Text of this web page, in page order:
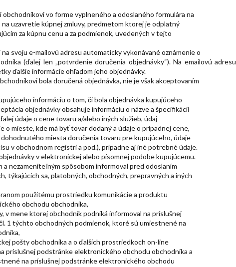
vo forme vyplneného a odoslaného formulára na
uzavretie kúpnej zmluvy, predmetom ktorej je odplatný
za kúpnu cenu a za podmienok, uvedených v tejto
svoju e-mailovú adresu automaticky vykonávané oznámenie o
(ďalej len „potvrdenie doručenia objednávky“). Na emailovú adresu
ďalšie informácie ohľadom jeho objednávky.
bola doručená objednávka, nie je však akceptovaním
informáciu o tom, či bola objednávka kupujúceho
objednávky obsahuje informáciu o názve a špecifikácii
údaje o cene tovaru a/alebo iných služieb, údaj
mieste, kde má byť tovar dodaný a údaje o prípadnej cene,
miesta doručenia tovaru pre kupujúceho, údaje
v obchodnom registri a pod.), prípadne aj iné potrebné údaje.
v elektronickej alebo písomnej podobe kupujúcemu.
nezameniteľným spôsobom informoval pred odoslaním
týkajúcich sa, platobných, obchodných, prepravných a iných
použitému prostriedku komunikácie a produktu
obchodu obchodníka,
v mene ktorej obchodník podniká informoval na príslušnej
1 týchto obchodných podmienok, ktoré sú umiestnené na
pošty obchodníka a o ďalších prostriedkoch on-line
príslušnej podstránke elektronického obchodu obchodníka a
na príslušnej podstránke elektronického obchodu